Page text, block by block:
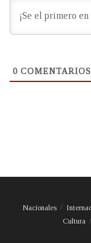
0 COMENTARIOS
Nacionales
Cultura